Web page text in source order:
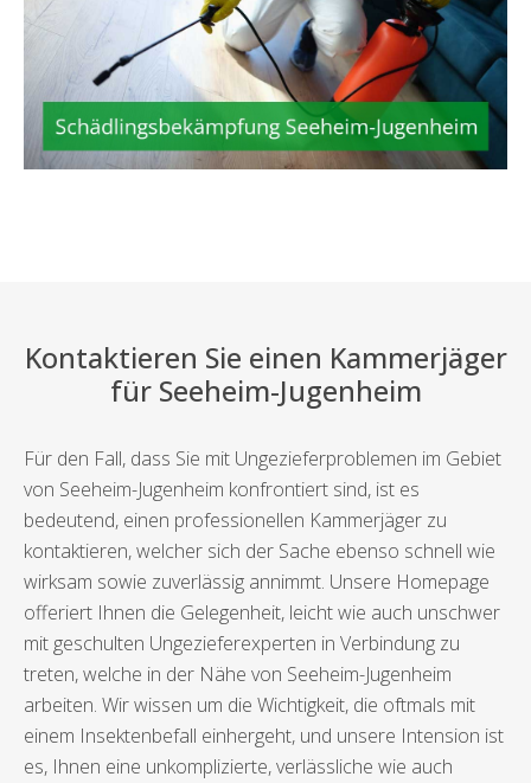
Kontaktieren Sie einen Kammerjäger
für Seeheim-Jugenheim
Für den Fall, dass Sie mit Ungezieferproblemen im Gebiet
von Seeheim-Jugenheim konfrontiert sind, ist es
bedeutend, einen professionellen Kammerjäger zu
kontaktieren, welcher sich der Sache ebenso schnell wie
wirksam sowie zuverlässig annimmt. Unsere Homepage
offeriert Ihnen die Gelegenheit, leicht wie auch unschwer
mit geschulten Ungezieferexperten in Verbindung zu
treten, welche in der Nähe von Seeheim-Jugenheim
arbeiten. Wir wissen um die Wichtigkeit, die oftmals mit
einem Insektenbefall einhergeht, und unsere Intension ist
es, Ihnen eine unkomplizierte, verlässliche wie auch